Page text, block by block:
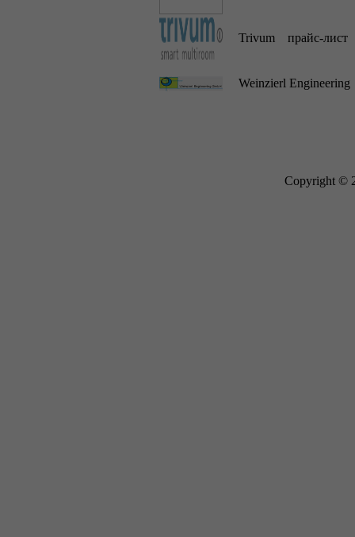
Trivum прайс-лист
Weinzierl Engineering
Copyright ©